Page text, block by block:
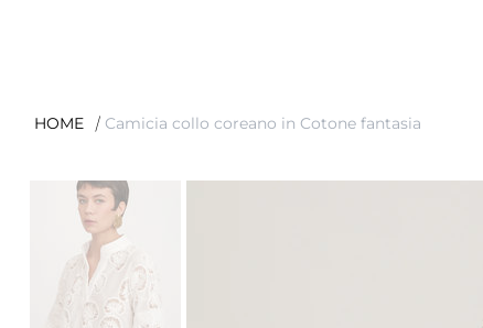
HOME / Camicia collo coreano in Cotone fantasia